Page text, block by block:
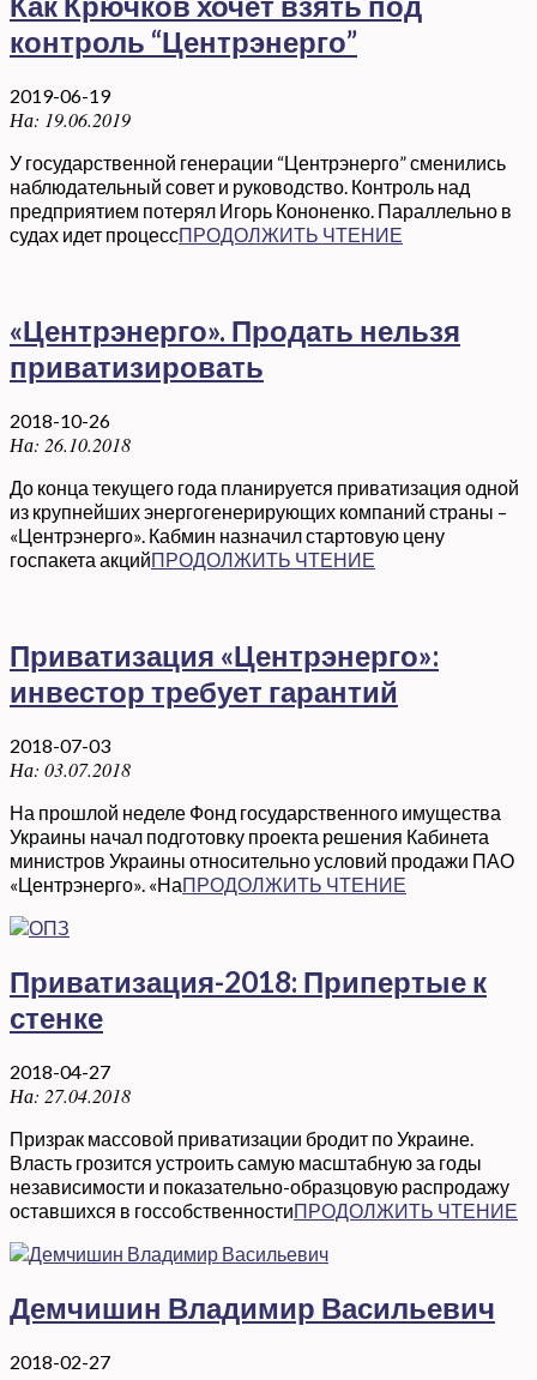
контроль “Центрэнерго”
2019-06-19
На: 19.06.2019
У государственной генерации “Центрэнерго” сменились
наблюдательный совет и руководство. Контроль над
предприятием потерял Игорь Кононенко. Параллельно в
судах идет процессПРОДОЛЖИТЬ ЧТЕНИЕ
«Центрэнерго». Продать нельзя
приватизировать
2018-10-26
На: 26.10.2018
До конца текущего года планируется приватизация одной
из крупнейших энергогенерирующих компаний страны –
«Центрэнерго». Кабмин назначил стартовую цену
госпакета акцийПРОДОЛЖИТЬ ЧТЕНИЕ
Приватизация «Центрэнерго»:
инвестор требует гарантий
2018-07-03
На: 03.07.2018
На прошлой неделе Фонд государственного имущества
Украины начал подготовку проекта решения Кабинета
министров Украины относительно условий продажи ПАО
«Центрэнерго». «НаПРОДОЛЖИТЬ ЧТЕНИЕ
Приватизация-2018: Припертые к
стенке
2018-04-27
На: 27.04.2018
Призрак массовой приватизации бродит по Украине.
Власть грозится устроить самую масштабную за годы
независимости и показательно-образцовую распродажу
оставшихся в госсобственностиПРОДОЛЖИТЬ ЧТЕНИЕ
Демчишин Владимир Васильевич
2018-02-27